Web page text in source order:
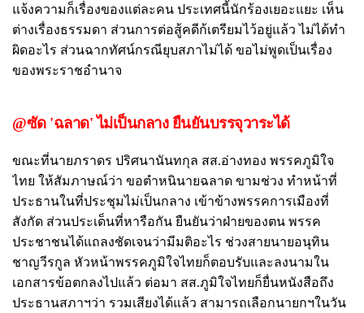
แจ้งความก็เรื่องของแต่ละคน ประเทศนี้นักร้องเยอะแยะ เห็น
ต่างเรื่องธรรมดา ส่วนการต่อสู้คดีก้เตรียมไว้อยู่แล้ว ไม่ได้ทำ
ผิดอะไร ส่วนฉากทัศน์กรณียุบสภาไม่ได้ ขอไม่พูดเป็นเรื่อง
ของพระราชอำนาจ
@ซัด 'ฉลาด' ไม่เป็นกลาง ยืนยันบรรจุวาระได้
ขณะที่นายภราดร ปริศนานันทกุล สส.อ่างทอง พรรคภูมิใจ
ไทย ให้สัมภาษณ์ว่า ขอตำหนินายฉลาด ขามช่วง ทำหน้าที่
ประธานในที่ประชุมไม่เป็นกลาง เข้าข้างพรรคการเมืองที่
สังกัด ส่วนประเด็นที่หารือกัน ยืนยันว่าฝ่ายของตน พรรค
ประชาชนได้แถลงชัดเจนว่ามีมติอะไร ช่วงสายนายอนุทิน
ชาญวีรกูล หัวหน้าพรรคภูมิใจไทยก็ตอบรับและลงนามใน
เอกสารข้อตกลงไปแล้ว ต่อมา สส.ภูมิใจไทยก็ยื่นหนังสือถึง
ประธานสภาฯว่า รวมเสียงได้แล้ว สามารถเลือกนายกฯในวัน